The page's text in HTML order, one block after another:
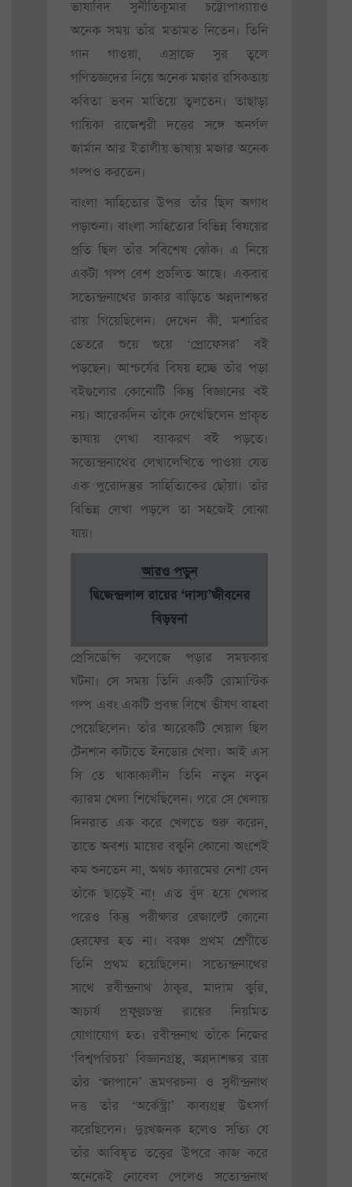
ভাষাবিদ সুনীতিকুমার চট্টোপাধ্যায়ও
অনেক সময় তাঁর মতামত নিতেন। তিনি
গান গাওয়া, এস্রাজে সুর তুলে
গণিতজ্ঞদের নিয়ে অনেক মজার রসিকতায়
কবিতা ভবন মাতিয়ে তুলতেন। তাছাড়া
গায়িকা রাজেশ্বরী দত্তের সঙ্গে অনর্গল
জার্মান আর ইতালীয় ভাষায় মজার অনেক
গল্পও করতেন।
বাংলা সাহিত্যের উপর তাঁর ছিল অগাধ
পড়াশুনা। বাংলা সাহিত্যের বিভিন্ন বিষয়ের
প্রতি ছিল তাঁর সবিশেষ ঝোঁক। এ নিয়ে
একটা গল্প বেশ প্রচলিত আছে। একবার
সত্যেন্দ্রনাথের ঢাকার বাড়িতে অন্নদাশঙ্কর
রায় গিয়েছিলেন। দেখেন কী, মশারির
ভেতরে শুয়ে শুয়ে ‘প্রোফেসর’ বই
পড়ছেন। আশ্চর্যের বিষয় হচ্ছে তাঁর পড়া
বইগুলোর কোনোটি কিন্তু বিজ্ঞানের বই
নয়। আরেকদিন তাঁকে দেখেছিলেন প্রাকৃত
ভাষায় লেখা ব্যাকরণ বই পড়তে।
সত্যেন্দ্রনাথের লেখালেখিতে পাওয়া যেত
এক পুরোদস্তুর সাহিত্যিকের ছোঁয়া। তাঁর
বিভিন্ন লেখা পড়লে তা সহজেই বোঝা
যায়।
আরও পড়ুন
দ্বিজেন্দ্রলাল রায়ের ‘দাস্য’জীবনের
বিড়ম্বনা
প্রেসিডেন্সি কলেজে পড়ার সময়কার
ঘটনা। সে সময় তিনি একটি রোমান্টিক
গল্প এবং একটি প্রবন্ধ লিখে ভীষণ বাহবা
পেয়েছিলেন। তাঁর আরেকটি খেয়াল ছিল
টেনশান কাটাতে ইনডোর খেলা। আই এস
সি তে থাকাকালীন তিনি নতুন নতুন
ক্যারম খেলা শিখেছিলেন। পরে সে খেলায়
দিনরাত এক করে খেলতে শুরু করেন,
তাতে অবশ্য মায়ের বকুনি কোনো অংশেই
কম শুনতেন না, অথচ ক্যারমের নেশা যেন
তাঁকে ছাড়েই না! এত বুঁদ হয়ে খেলার
পরেও কিন্তু পরীক্ষার রেজাল্টে কোনো
হেরফের হত না। বরঞ্চ প্রথম শ্রেণীতে
তিনি প্রথম হয়েছিলেন। সত্যেন্দ্রনাথের
সাথে রবীন্দ্রনাথ ঠাকুর, মাদাম কুরি,
আচার্য প্রফুল্লচন্দ্র রায়ের নিয়মিত
যোগাযোগ হত। রবীন্দ্রনাথ তাঁকে নিজের
‘বিশ্বপরিচয়’ বিজ্ঞানগ্রন্থ, অন্নদাশঙ্কর রায়
তাঁর ‘জাপানে’ ভ্রমণরচনা ও সুধীন্দ্রনাথ
দত্ত তাঁর ‘অর্কেস্ট্রা’ কাব্যগ্রন্থ উৎসর্গ
করেছিলেন। দুঃখজনক হলেও সত্যি যে
তাঁর আবিষ্কৃত তত্ত্বের উপরে কাজ করে
অনেকেই নোবেল পেলেও সত্যেন্দ্রনাথ